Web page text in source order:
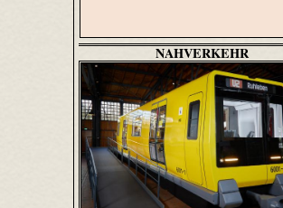
NAHVERKEHR